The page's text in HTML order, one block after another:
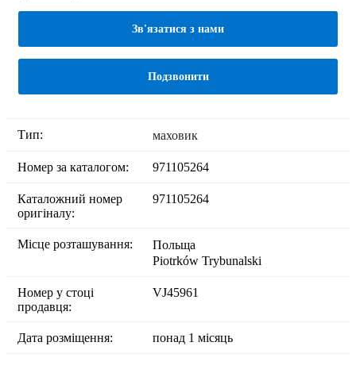
Зв'язатися з нами
Подзвонити
Тип: маховик
Номер за каталогом: 971105264
Каталожний номер
оригіналу:
971105264
Місце розташування:
Польща
Piotrków Trybunalski
Номер у стоці
продавця:
VJ45961
Дата розміщення: понад 1 місяць